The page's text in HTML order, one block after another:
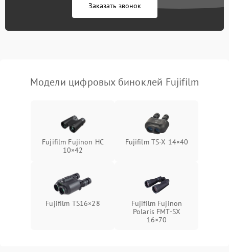
1500 ₽ Подробнее →
Заказать звонок
Модели цифровых биноклей Fujifilm
Fujifilm Fujinon HC
10×42
Fujifilm TS‑X 14×40
Fujifilm TS16×28
Fujifilm Fujinon
Polaris FMT‑SX
16×70